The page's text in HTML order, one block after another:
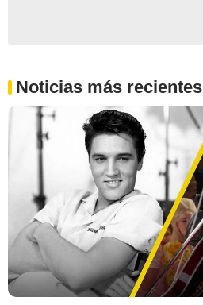
Noticias más recientes